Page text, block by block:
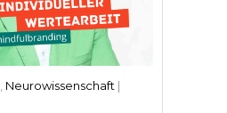
Neurowissenschaft |